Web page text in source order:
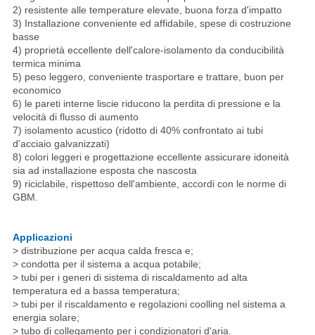
2) resistente alle temperature elevate, buona forza d'impatto
3) Installazione conveniente ed affidabile, spese di costruzione
basse
4) proprietà eccellente dell'calore-isolamento da conducibilità
termica minima
5) peso leggero, conveniente trasportare e trattare, buon per
economico
6) le pareti interne liscie riducono la perdita di pressione e la
velocità di flusso di aumento
7) isolamento acustico (ridotto di 40% confrontato ai tubi
d'acciaio galvanizzati)
8) colori leggeri e progettazione eccellente assicurare idoneità
sia ad installazione esposta che nascosta
9) riciclabile, rispettoso dell'ambiente, accordi con le norme di
GBM.
Applicazioni
> distribuzione per acqua calda fresca e;
> condotta per il sistema a acqua potabile;
> tubi per i generi di sistema di riscaldamento ad alta
temperatura ed a bassa temperatura;
> tubi per il riscaldamento e regolazioni coolling nel sistema a
energia solare;
> tubo di collegamento per i condizionatori d'aria.